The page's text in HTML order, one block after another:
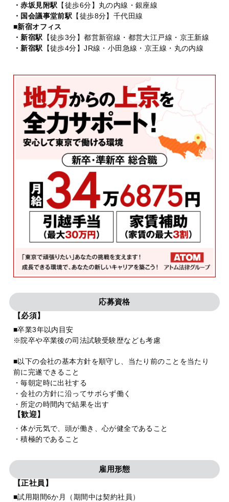
・赤坂見附駅 【徒歩6分】丸の内線・銀座線
・国会議事堂前駅 【徒歩8分】千代田線
■新宿オフィス
・新宿駅 【徒歩3分】都営新宿線・都営大江戸線・京王新線
・新宿駅 【徒歩4分】JR線・小田急線・京王線・丸の内線
応募資格
【必須】
■卒業3年以内目安
※院卒や卒業後の司法試験受験歴なども考慮
■以下の会社の基本方針を順守し、当たり前のことを当たり
前に完遂できること
・毎朝定時に出社する
・会社の方針に沿ってサボらず働く
・所定の時間内で結果を出す
【歓迎】
・体が元気で、頭が働き、心が健全であること
・積極的であること
雇用形態
【正社員】
■試用期間6か月（期間中は契約社員）